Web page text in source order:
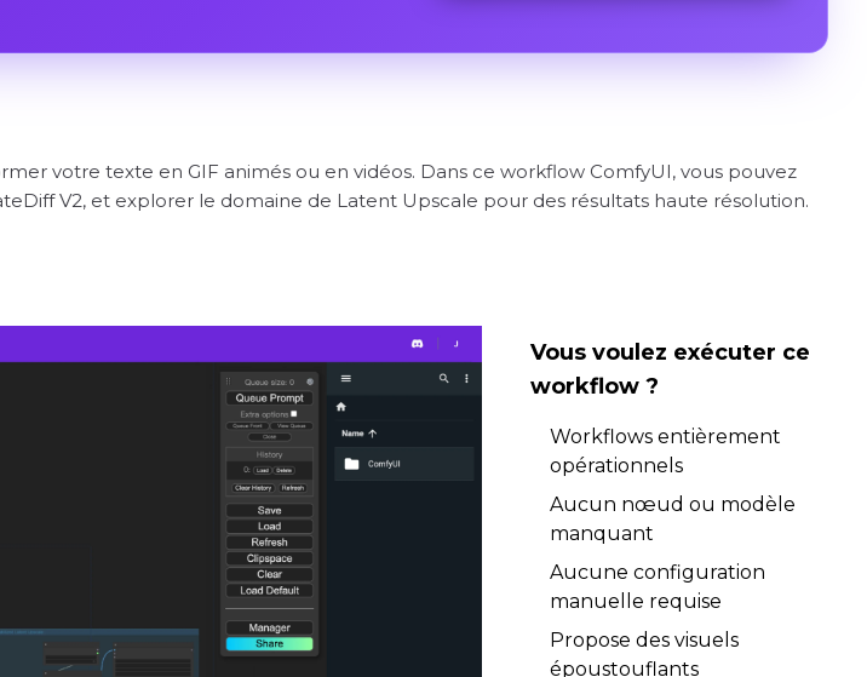
votre texte en GIF animés ou en vidéos. Dans ce workflow ComfyUI, vous pouvez
V2, et explorer le domaine de Latent Upscale pour des résultats haute résolution.
Vous voulez exécuter ce
workflow ?
Workflows entièrement
opérationnels
Aucun nœud ou modèle
manquant
Aucune configuration
manuelle requise
Propose des visuels
époustouflants